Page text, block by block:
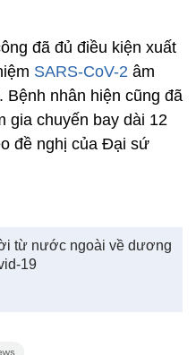
đã đủ điều kiện xuất
SARS-CoV-2 âm
nhân hiện cũng đã
gia chuyến bay dài 12
đề nghị của Đại sứ
từ nước ngoài về dương
19